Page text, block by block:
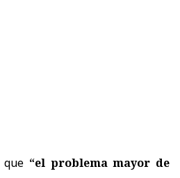
que “el problema mayor de